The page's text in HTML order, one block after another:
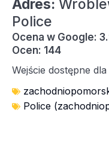
Adres:
Police
Ocena w Google:
Ocen: 144
Wejście dostępne
Police